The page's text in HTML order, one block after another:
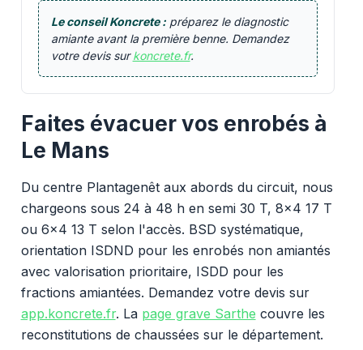
Le conseil Koncrete :préparez le diagnostic
amiante avant la première benne. Demandez
votre devis surkoncrete.fr.
Faites évacuer vos enrobés à
Le Mans
Du centre Plantagenêt aux abords du circuit, nous
chargeons sous 24 à 48 h en semi 30 T, 8x4 17 T
ou 6x4 13 T selon l'accès. BSD systématique,
orientation ISDND pour les enrobés non amiantés
avec valorisation prioritaire, ISDD pour les
fractions amiantées. Demandez votre devis sur
app.koncrete.fr. La page grave Sarthe couvre les
reconstitutions de chaussées sur le département.